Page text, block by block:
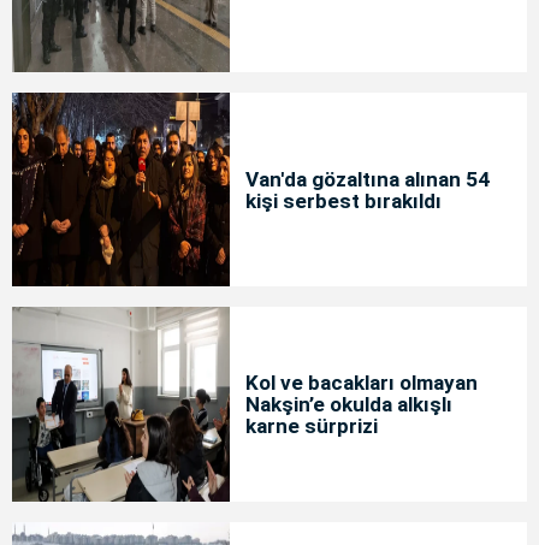
Van'da gözaltına alınan 54
kişi serbest bırakıldı
Kol ve bacakları olmayan
Nakşin’e okulda alkışlı
karne sürprizi